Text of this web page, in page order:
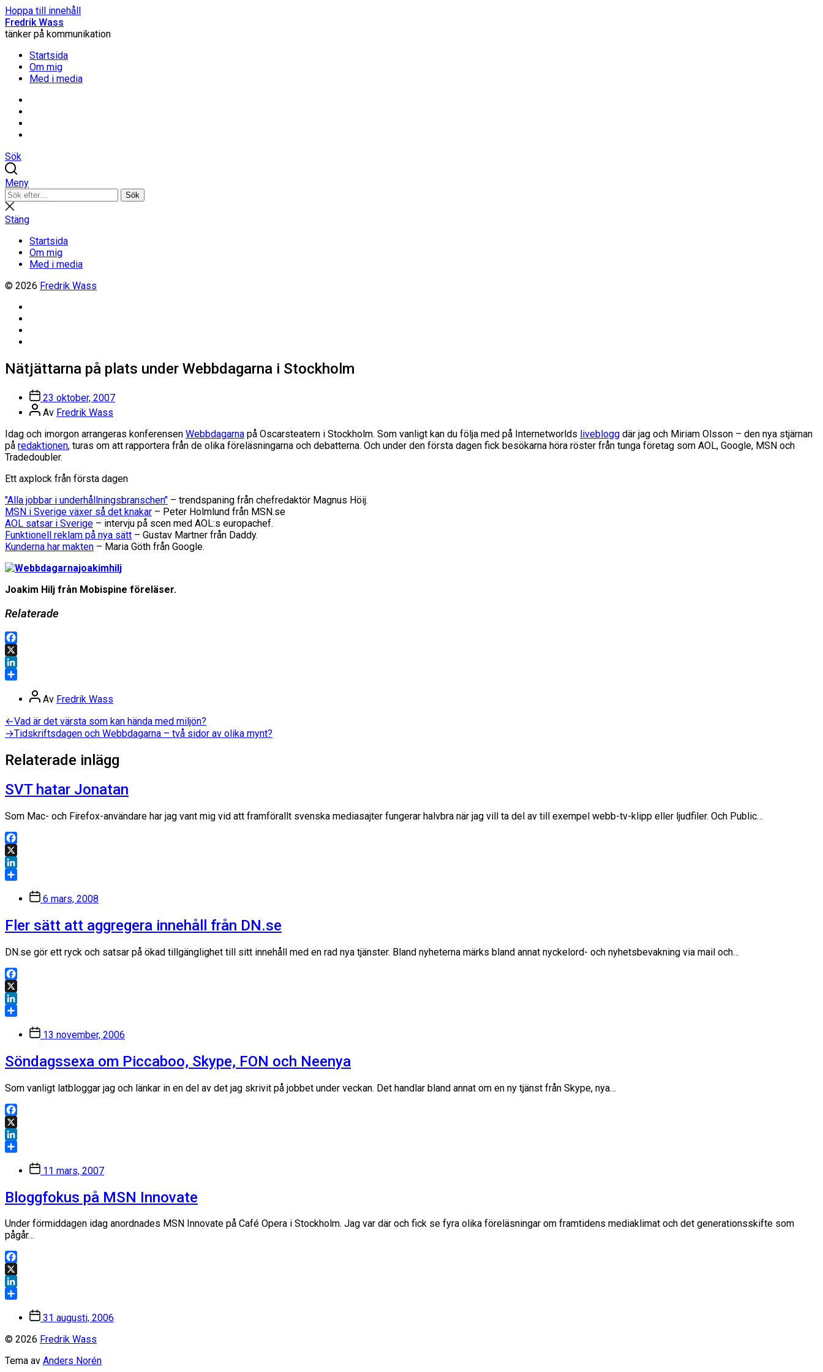
Hoppa till innehåll
Fredrik Wass
tänker på kommunikation
Startsida
Om mig
Med i media
Sök
Meny
Sök
efter:
Sök
Stäng
sökning
Stäng
Startsida
Om mig
Med i media
© 2026 Fredrik Wass
Nätjättarna på plats under Webbdagarna i Stockholm
Inläggsdatum
23 oktober, 2007
Inläggsförfattare
Av Fredrik Wass
Idag och imorgon arrangeras konferensen Webbdagarna på Oscarsteatern i Stockholm. Som vanligt kan du följa med på Internetworlds liveblogg där jag och Miriam Olsson – den nya stjärnan
på redaktionen, turas om att rapportera från de olika föreläsningarna och debatterna. Och under den första dagen fick besökarna höra röster från tunga företag som AOL, Google, MSN och
Tradedoubler.
Ett axplock från första dagen
"Alla jobbar i underhållningsbranschen" – trendspaning från chefredaktör Magnus Höij.
MSN i Sverige växer så det knakar – Peter Holmlund från MSN.se
AOL satsar i Sverige – intervju på scen med AOL:s europachef.
Funktionell reklam på nya sätt – Gustav Martner från Daddy.
Kunderna har makten – Maria Göth från Google.
Joakim Hilj från Mobispine föreläser.
Relaterade
Facebook
X
LinkedIn
Inläggsförfattare
Av Fredrik Wass
Inläggsnavigering
←Föregående
inlägg:
Vad är det värsta som kan hända med miljön?
→Nästa
Tidskriftsdagen och Webbdagarna – två sidor av olika mynt?
Relaterade inlägg
SVT hatar Jonatan
Som Mac- och Firefox-användare har jag vant mig vid att framförallt svenska mediasajter fungerar halvbra när jag vill ta del av till exempel webb-tv-klipp eller ljudfiler. Och Public…
Facebook
X
LinkedIn
Inläggsdatum
6 mars, 2008
Fler sätt att aggregera innehåll från DN.se
DN.se gör ett ryck och satsar på ökad tillgänglighet till sitt innehåll med en rad nya tjänster. Bland nyheterna märks bland annat nyckelord- och nyhetsbevakning via mail och…
Facebook
X
LinkedIn
Inläggsdatum
13 november, 2006
Söndagssexa om Piccaboo, Skype, FON och Neenya
Som vanligt latbloggar jag och länkar in en del av det jag skrivit på jobbet under veckan. Det handlar bland annat om en ny tjänst från Skype, nya…
Facebook
X
LinkedIn
Inläggsdatum
11 mars, 2007
Bloggfokus på MSN Innovate
Under förmiddagen idag anordnades MSN Innovate på Café Opera i Stockholm. Jag var där och fick se fyra olika föreläsningar om framtidens mediaklimat och det generationsskifte som
pågår…
Facebook
X
LinkedIn
Inläggsdatum
31 augusti, 2006
© 2026 Fredrik Wass
Tema av Anders Norén